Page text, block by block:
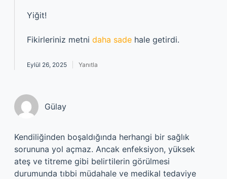
Yiğit!
Fikirleriniz metni daha sade hale getirdi.
Eylül 26, 2025 Yanıtla
Gülay
Kendiliğinden boşaldığında herhangi bir sağlık
sorununa yol açmaz. Ancak enfeksiyon, yüksek
ateş ve titreme gibi belirtilerin görülmesi
durumunda tıbbi müdahale ve medikal tedaviye